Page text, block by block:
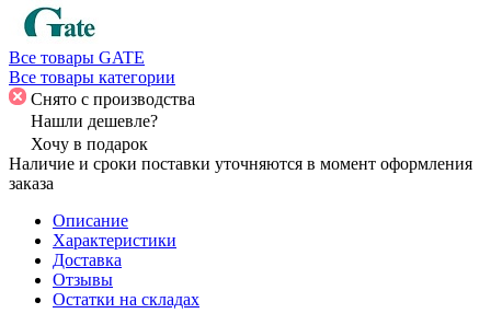
Все товары GATE
Все товары категории
Снято с производства
Нашли дешевле?
Хочу в подарок
Наличие и сроки поставки уточняются в момент оформления
заказа
Описание
Характеристики
Доставка
Отзывы
Остатки на складах